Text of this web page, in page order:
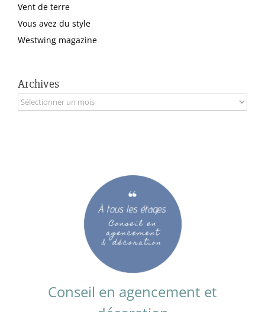
Vent de terre
Vous avez du style
Westwing magazine
Archives
Archives
Conseil en agencement et